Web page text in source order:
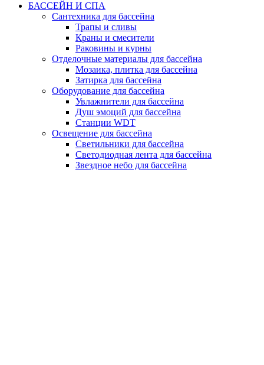
БАССЕЙН И СПА
Сантехника для бассейна
Трапы и сливы
Краны и смесители
Раковины и курны
Отделочные материалы для бассейна
Мозаика, плитка для бассейна
Затирка для бассейна
Оборудование для бассейна
Увлажнители для бассейна
Душ эмоций для бассейна
Станции WDT
Освещение для бассейна
Светильники для бассейна
Светодиодная лента для бассейна
Звездное небо для бассейна